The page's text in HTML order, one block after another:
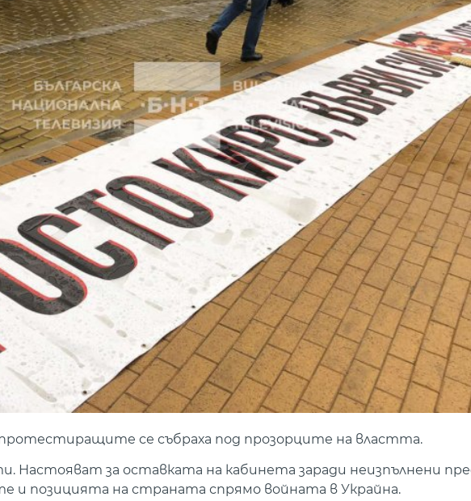
се събраха под прозорците на властта.
Настояват за оставката на кабинета заради неизпълнени
и позицията на страната спрямо войната в Украйна.